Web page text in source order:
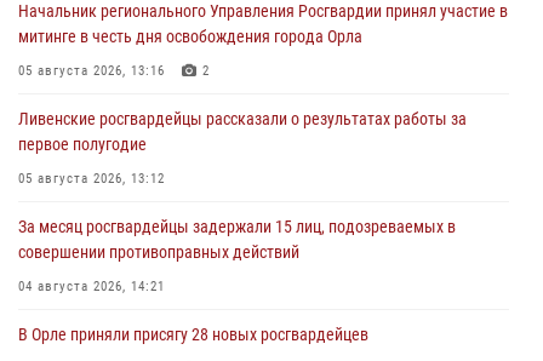
Начальник регионального Управления Росгвардии принял участие в
митинге в честь дня освобождения города Орла
05 августа 2026, 13:16 2
Ливенские росгвардейцы рассказали о результатах работы за
первое полугодие
05 августа 2026, 13:12
За месяц росгвардейцы задержали 15 лиц, подозреваемых в
совершении противоправных действий
04 августа 2026, 14:21
В Орле приняли присягу 28 новых росгвардейцев